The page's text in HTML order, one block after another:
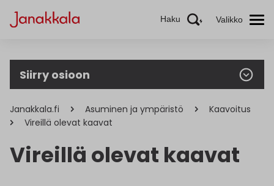
Haku Valikko
Siirry osioon
Janakkala.fi Asuminen ja ympäristö
Kaavoitus
Vireillä olevat kaavat
Vireillä olevat kaavat